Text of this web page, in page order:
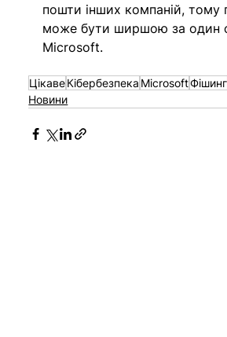
пошти інших компаній, тому
може бути ширшою за один
Microsoft.
ЦікавеКібербезпека MicrosoftФішинг
Новини